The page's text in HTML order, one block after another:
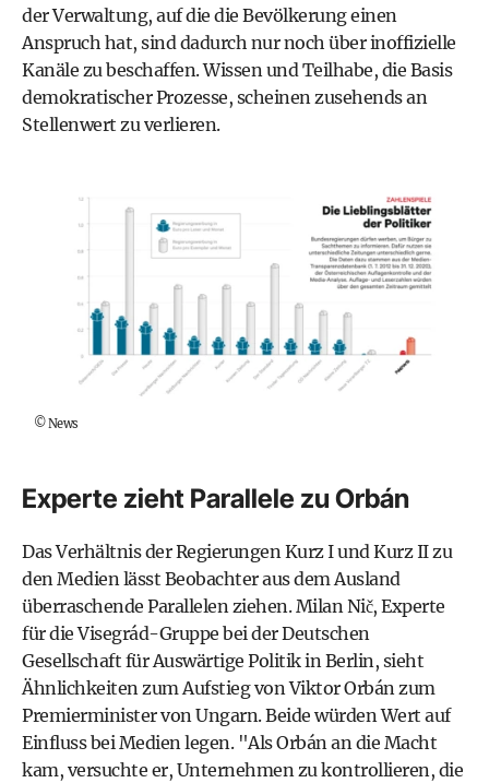
der Verwaltung, auf die die Bevölkerung einen
Anspruch hat, sind dadurch nur noch über inoffizielle
Kanäle zu beschaffen. Wissen und Teilhabe, die Basis
demokratischer Prozesse, scheinen zusehends an
Stellenwert zu verlieren.
©News
Experte zieht Parallele zu Orbán
Das Verhältnis der Regierungen Kurz I und Kurz II zu
den Medien lässt Beobachter aus dem Ausland
überraschende Parallelen ziehen. Milan Nič, Experte
für die Visegrád-Gruppe bei der Deutschen
Gesellschaft für Auswärtige Politik in Berlin, sieht
Ähnlichkeiten zum Aufstieg von Viktor Orbán zum
Premierminister von Ungarn. Beide würden Wert auf
Einfluss bei Medien legen. "Als Orbán an die Macht
kam, versuchte er, Unternehmen zu kontrollieren, die